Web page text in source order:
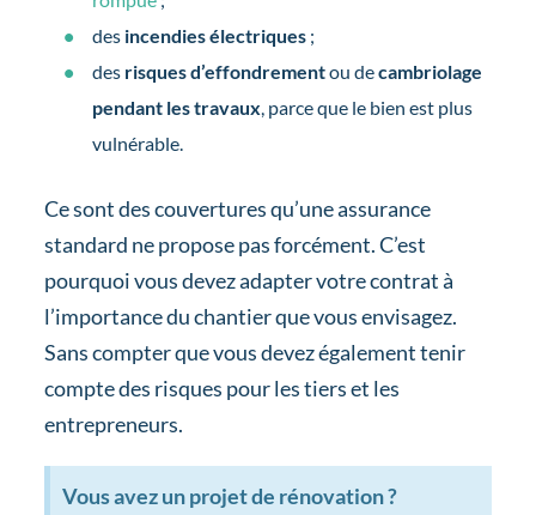
des incendies électriques;
desrisques d’effondrementou decambriolage
pendant les travaux, parce que le bien est plus
vulnérable.
Ce sont des couvertures qu’une assurance
standard ne propose pas forcément. C’est
pourquoi vous devez adapter votre contrat à
l’importance du chantier que vous envisagez.
Sans compter que vous devez également tenir
compte des risques pour les tiers et les
entrepreneurs.
Vous avez un projet de rénovation ?